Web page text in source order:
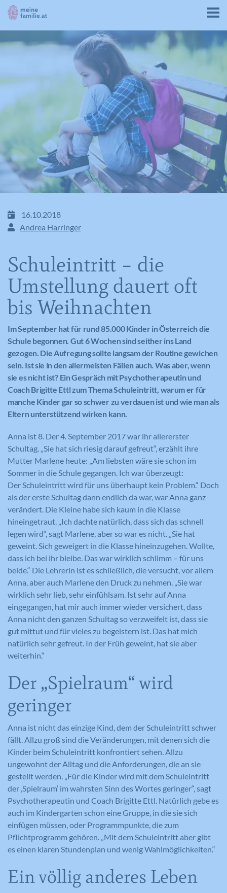
16.10.2018
Andrea Harringer
Schuleintritt – die
Umstellung dauert oft
bis Weihnachten
Im September hat für rund 85.000 Kinder in Österreich die
Schule begonnen. Gut 6 Wochen sind seither ins Land
gezogen. Die Aufregung sollte langsam der Routine gewichen
sein. Ist sie in den allermeisten Fällen auch. Was aber, wenn
sie es nicht ist? Ein Gespräch mit Psychotherapeutin und
Coach Brigitte Ettl zum Thema Schuleintritt, warum er für
manche Kinder gar so schwer zu verdauen ist und wie man als
Eltern unterstützend wirken kann.
Anna ist 8. Der 4. September 2017 war ihr allererster
Schultag. „Sie hat sich riesig darauf gefreut“, erzählt ihre
Mutter Marlene heute: „Am liebsten wäre sie schon im
Sommer in die Schule gegangen. Ich war überzeugt:
Der Schuleintritt wird für uns überhaupt kein Problem.“ Doch
als der erste Schultag dann endlich da war, war Anna ganz
verändert. Die Kleine habe sich kaum in die Klasse
hineingetraut. „Ich dachte natürlich, dass sich das schnell
legen wird“, sagt Marlene, aber so war es nicht. „Sie hat
geweint. Sich geweigert in die Klasse hineinzugehen. Wollte,
dass ich bei ihr bleibe. Das war wirklich schlimm – für uns
beide.“ Die Lehrerin ist es schließlich, die versucht, vor allem
Anna, aber auch Marlene den Druck zu nehmen. „Sie war
wirklich sehr lieb, sehr einfühlsam. Ist sehr auf Anna
eingegangen, hat mir auch immer wieder versichert, dass
Anna nicht den ganzen Schultag so verzweifelt ist, dass sie
gut mittut und für vieles zu begeistern ist. Das hat mich
natürlich sehr gefreut. In der Früh geweint, hat sie aber
weiterhin.“
Der „Spielraum“ wird
geringer
Anna ist nicht das einzige Kind, dem der Schuleintritt schwer
fällt. Allzu groß sind die Veränderungen, mit denen sich die
Kinder beim Schuleintritt konfrontiert sehen. Allzu
ungewohnt der Alltag und die Anforderungen, die an sie
gestellt werden. „Für die Kinder wird mit dem Schuleintritt
der ,Spielraum‘ im wahrsten Sinn des Wortes geringer“, sagt
Psychotherapeutin und Coach Brigitte Ettl. Natürlich gebe es
auch im Kindergarten schon eine Gruppe, in die sie sich
einfügen müssen, oder Programmpunkte, die zum
Pflichtprogramm gehören. „Mit dem Schuleintritt aber gibt
es einen klaren Stundenplan und wenig Wahlmöglichkeiten.“
Ein völlig anderes Leben